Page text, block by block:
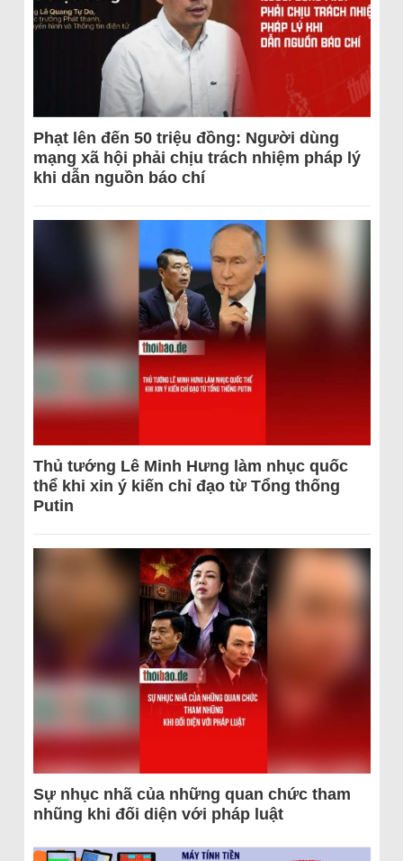
Phạt lên đến 50 triệu đồng: Người dùng
mạng xã hội phải chịu trách nhiệm pháp lý
khi dẫn nguồn báo chí
Thủ tướng Lê Minh Hưng làm nhục quốc
thể khi xin ý kiến chỉ đạo từ Tổng thống
Putin
Sự nhục nhã của những quan chức tham
nhũng khi đối diện với pháp luật